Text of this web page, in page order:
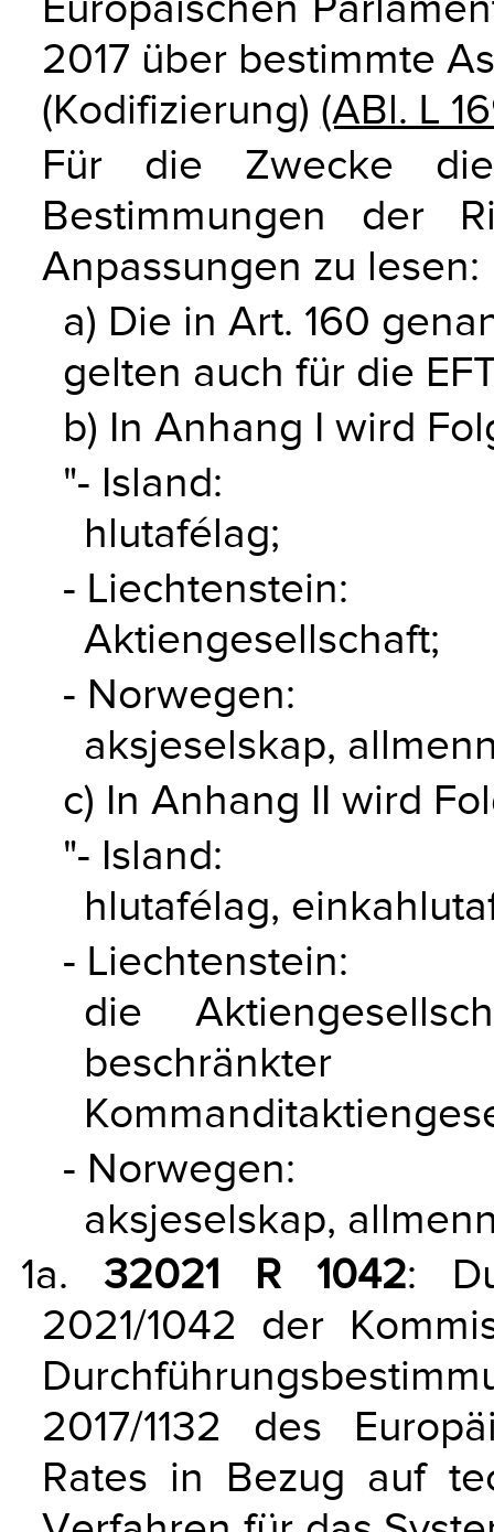
2017 über bestimmte
(Kodifizierung) (ABl. L
Für die Zwecke
Bestimmungen der
Anpassungen zu lesen:
a) Die in Art. 160
gelten auch für die
b) In Anhang I wird
"- Island:
hlutafélag;
- Liechtenstein:
Aktiengesellschaft;
- Norwegen:
aksjeselskap,
c) In Anhang II wird
"- Island:
hlutafélag,
- Liechtenstein:
die
- Norwegen:
aksjeselskap,
1a. 32021 R 1042:
2021/1042 der
2017/1132 des
Rates in Bezug auf